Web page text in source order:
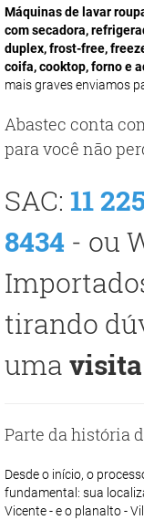
Máquinas de lavar
com secadora,
duplex, frost-free,
coifa, cooktop, forno e
mais graves enviamos
Abastec conta
para você não
SAC: 11
8434 - ou
tirando
uma
Parte da história
Desde o início, o
fundamental: sua
Vicente - e o planalto -